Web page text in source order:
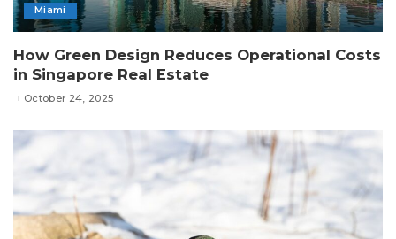
Miami
How Green Design Reduces Operational Costs
in Singapore Real Estate
October 24, 2025